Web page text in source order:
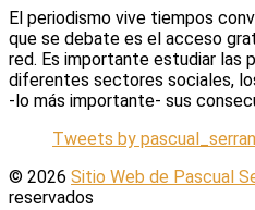
El periodismo vive tiempos
que se debate es el acceso
red. Es importante estudiar las
diferentes sectores sociales,
-lo más importante- sus
Tweets by
© 2026 Sitio Web de Pascual
reservados